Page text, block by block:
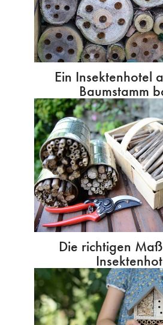
Ein Insektenhotel
Baumstamm
Die richtigen